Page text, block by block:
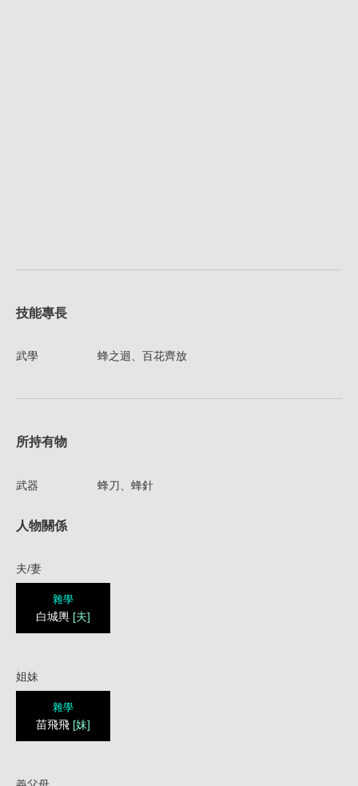
技能專長
武學 蜂之迴、百花齊放
所持有物
武器 蜂刀、蜂針
人物關係
夫/妻
雜學
白城輿 [夫]
姐妹
雜學
苗飛飛 [妹]